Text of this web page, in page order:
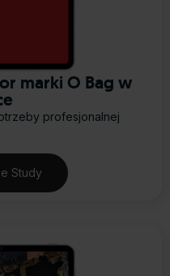
marki O Bag w
profesjonalnej
Study